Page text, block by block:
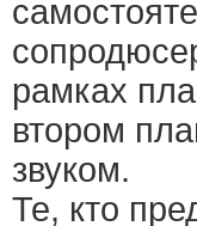
рамках
втором
звуком.
Те, кто